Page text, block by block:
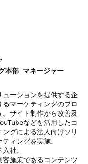
本部 マネージャー
ューションを提供する企
マーケティングのプロ
。サイト制作から改善及
などを活用したコ
ングによる法人向けソリ
ィングを実施。
社。
客施策であるコンテンツ